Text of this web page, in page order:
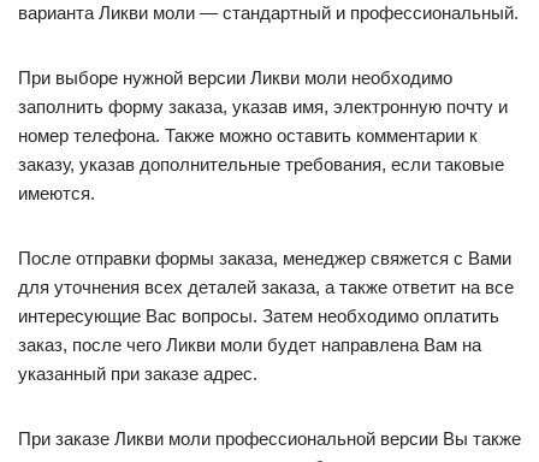
варианта Ликви моли — стандартный и профессиональный.
При выборе нужной версии Ликви моли необходимо
заполнить форму заказа, указав имя, электронную почту и
номер телефона. Также можно оставить комментарии к
заказу, указав дополнительные требования, если таковые
имеются.
После отправки формы заказа, менеджер свяжется с Вами
для уточнения всех деталей заказа, а также ответит на все
интересующие Вас вопросы. Затем необходимо оплатить
заказ, после чего Ликви моли будет направлена Вам на
указанный при заказе адрес.
При заказе Ликви моли профессиональной версии Вы также